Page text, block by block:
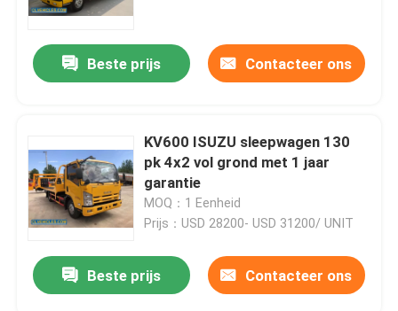
Beste prijs Contacteer ons
KV600 ISUZU sleepwagen 130
pk 4x2 vol grond met 1 jaar
garantie
MOQ：1 Eenheid
Prijs：USD 28200- USD 31200/ UNIT
Beste prijs Contacteer ons